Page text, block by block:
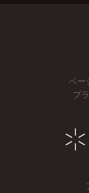
ベー
プ